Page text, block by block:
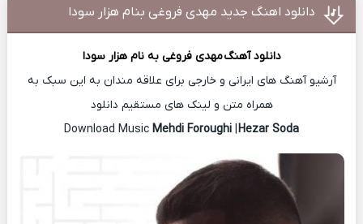
دانلود اهنگ جدید مهدی فروغی بنام هزار سودا
دانلود آهنگمهدی فروغی به نام هزار سودا
آرشیو آهنگ های ایرانی و خارجی برای علاقه مندان به این سبک به
همراه متن و لینک های مستقیم دانلود
Download Music
Mehdi Foroughi|Hezar Soda